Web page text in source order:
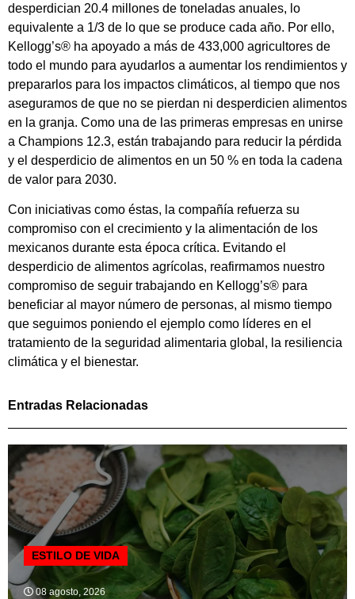
desperdician 20.4 millones de toneladas anuales, lo
equivalente a 1/3 de lo que se produce cada año. Por ello,
Kellogg’s® ha apoyado a más de 433,000 agricultores de
todo el mundo para ayudarlos a aumentar los rendimientos y
prepararlos para los impactos climáticos, al tiempo que nos
aseguramos de que no se pierdan ni desperdicien alimentos
en la granja. Como una de las primeras empresas en unirse
a Champions 12.3, están trabajando para reducir la pérdida
y el desperdicio de alimentos en un 50 % en toda la cadena
de valor para 2030.
Con iniciativas como éstas, la compañía refuerza su
compromiso con el crecimiento y la alimentación de los
mexicanos durante esta época crítica. Evitando el
desperdicio de alimentos agrícolas, reafirmamos nuestro
compromiso de seguir trabajando en Kellogg’s® para
beneficiar al mayor número de personas, al mismo tiempo
que seguimos poniendo el ejemplo como líderes en el
tratamiento de la seguridad alimentaria global, la resiliencia
climática y el bienestar.
Entradas Relacionadas
ESTILO DE VIDA
08 agosto, 2026